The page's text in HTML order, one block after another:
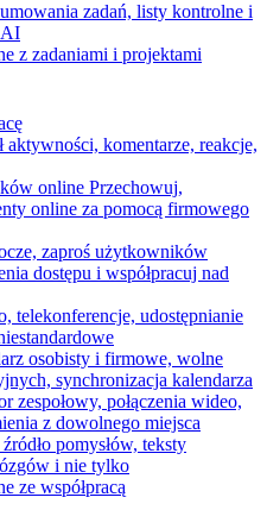
zadań, listy kontrolne i
AI
z zadaniami i projektami
aktywności, komentarze, reakcje,
online Przechowuj,
online za pomocą firmowego
zaproś użytkowników
dostępu i współpracuj nad
telekonferencje, udostępnianie
osobisty i firmowe, wolne
synchronizacja kalendarza
zespołowy, połączenia wideo,
z dowolnego miejsca
pomysłów, teksty
i nie tylko
ze współpracą